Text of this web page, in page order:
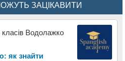
ЗАЦІКАВИТИ
Водолажко
як знайти